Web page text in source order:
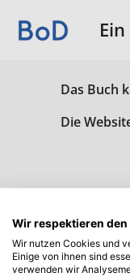
Das Buch
Die
Wir respektieren
Wir nutzen Cookies und
Einige von ihnen sind
verwenden wir